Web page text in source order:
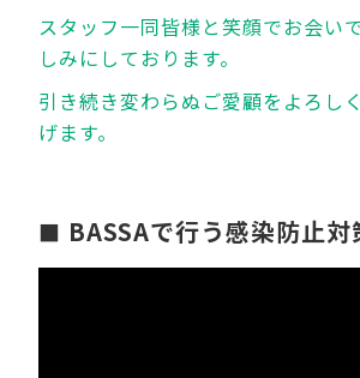
スタッフ一同皆様と笑顔でお会い
しみにしております。
引き続き変わらぬご愛顧をよろし
げます。
BASSAで行う感染防止対